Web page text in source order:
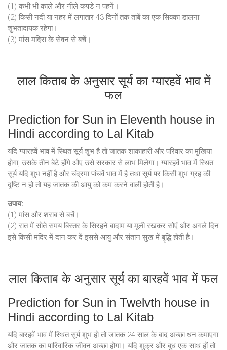
(1) कभी भी काले और नीले कपडे न पहनें।
(2) किसी नदी या नहर में लगातार 43 दिनों तक तांबें का एक सिक्का डालना
शुभतादायक रहेगा।
(3) मांस मदिरा के सेवन से बचें।
लाल किताब के अनुसार सूर्य का ग्यारहवें भाव में
फल
Prediction for Sun in Eleventh house in
Hindi according to Lal Kitab
यदि ग्यारहवें भाव में स्थित सूर्य शुभ है तो जातक शाकाहारी और परिवार का मुखिया
होगा, उसके तीन बेटे होंगे औए उसे सरकार से लाभ मिलेगा। ग्यारहवें भाव में स्थित
सूर्य यदि शुभ नहीं है और चंद्रमा पांचवें भाव में है तथा सूर्य पर किसी शुभ ग्रह की
दृष्टि न हो तो यह जातक की आयु को कम करने वाली होती है।
उपाय:
(1) मांस और शराब से बचें।
(2) रात में सोते समय बिस्तर के सिरहने बादाम या मूली रखकर सोएं और अगले दिन
इसे किसी मंदिर में दान कर दें इससे आयु और संतान सुख में बॄद्धि होती है।
लाल किताब के अनुसार सूर्य का बारहवें भाव में फल
Prediction for Sun in Twelvth house in
Hindi according to Lal Kitab
यदि बारहवें भाव में स्थित सूर्य शुभ हो तो जातक 24 साल के बाद अच्छा धन कमाएगा
और जातक का पारिवारिक जीवन अच्छा होगा। यदि शुक्र और बुध एक साथ हों तो